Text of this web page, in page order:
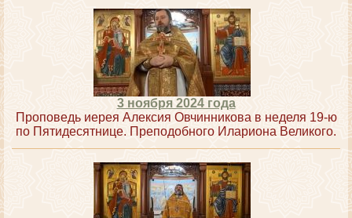
3 ноября 2024 года
Проповедь иерея Алексия Овчинникова в неделя 19-ю
по Пятидесятнице. Преподобного Илариона Великого.